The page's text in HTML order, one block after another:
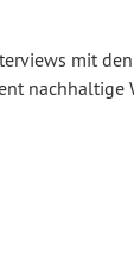
mit